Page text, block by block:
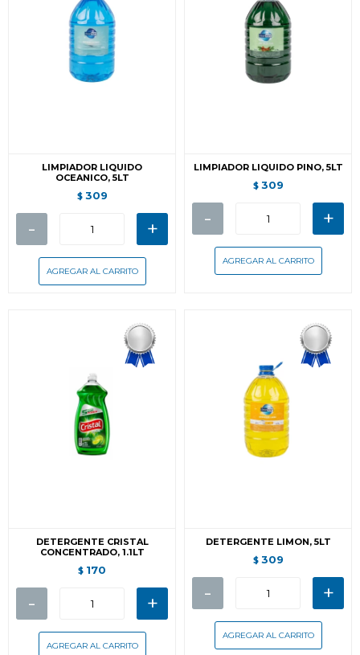
LIMPIADOR LIQUIDO
OCEANICO, 5LT
$ 309
- +
LIMPIADOR LIQUIDO PINO, 5LT
$ 309
- +
DETERGENTE CRISTAL
CONCENTRADO, 1.1LT
$ 170
- +
DETERGENTE LIMON, 5LT
$ 309
- +